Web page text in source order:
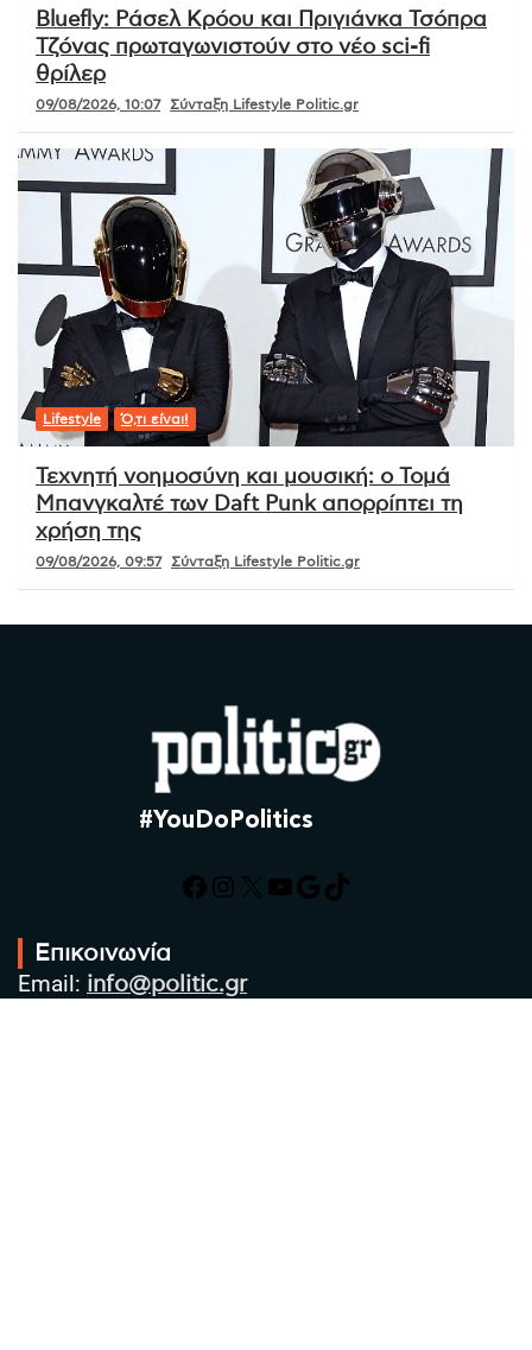
Bluefly: Ράσελ Κρόου και Πριγιάνκα Τσόπρα
Τζόνας πρωταγωνιστούν στο νέο sci-fi
θρίλερ
09/08/2026, 10:07 Σύνταξη Lifestyle Politic.gr
Lifestyle Ό,τι είναι!
Τεχνητή νοημοσύνη και μουσική: ο Τομά
Μπανγκαλτέ των Daft Punk απορρίπτει τη
χρήση της
09/08/2026, 09:57 Σύνταξη Lifestyle Politic.gr
#YouDoPolitics
Facebook
Instagram
X YouTube
Google
TikTok
Επικοινωνία
Email: info@politic.gr